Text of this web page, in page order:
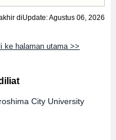
diUpdate: Agustus 06, 2026
ke halaman utama >>
City University